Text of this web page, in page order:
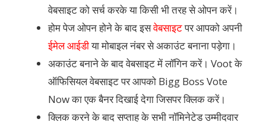
वेबसाइट को सर्च करके या किसी भी तरह से ओपन करें।
होम पेज ओपन होने के बाद इसवेबसाइटपर आपको अपनी
ईमेल आईडीया मोबाइल नंबर से अकाउंट बनाना पड़ेगा।
अकाउंट बनाने के बाद वेबसाइट में लॉगिन करें। Voot के
ऑफिसियल वेबसाइट पर आपको Bigg Boss Vote
Now का एक बैनर दिखाई देगा जिसपर क्लिक करें।
क्लिक करने के बाद सप्ताह के सभी नॉमिनेटेड उम्मीदवार